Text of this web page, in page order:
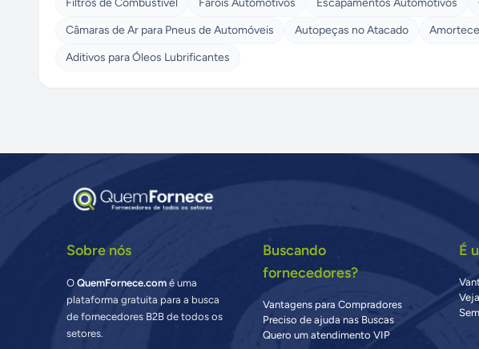
Filtros de Combustível Faróis Automotivos Escapamentos Automotivos
Câmaras de Ar para Pneus de Automóveis
Autopeças no Atacado
Aditivos para Óleos Lubrificantes
Sobre nós
OQuemFornece.com é uma
plataforma gratuita para a busca
de fornecedores B2B de todos os
setores.
Buscando
fornecedores?
Vantagens para Compradores
Preciso de ajuda nas Buscas
Quero um atendimento VIP
É